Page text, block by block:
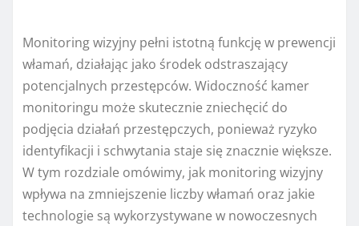
Monitoring wizyjny pełni istotną funkcję w prewencji
włamań, działając jako środek odstraszający
potencjalnych przestępców. Widoczność kamer
monitoringu może skutecznie zniechęcić do
podjęcia działań przestępczych, ponieważ ryzyko
identyfikacji i schwytania staje się znacznie większe.
W tym rozdziale omówimy, jak monitoring wizyjny
wpływa na zmniejszenie liczby włamań oraz jakie
technologie są wykorzystywane w nowoczesnych